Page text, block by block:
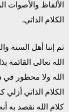
الألفاظ والأصوات
الكلام الذاتي.
ثم إننا أهل السنة
الله تعالى القائمة
الله ولا محظور في
الكلام الذاتي أزلي
كلام الله نقصد به